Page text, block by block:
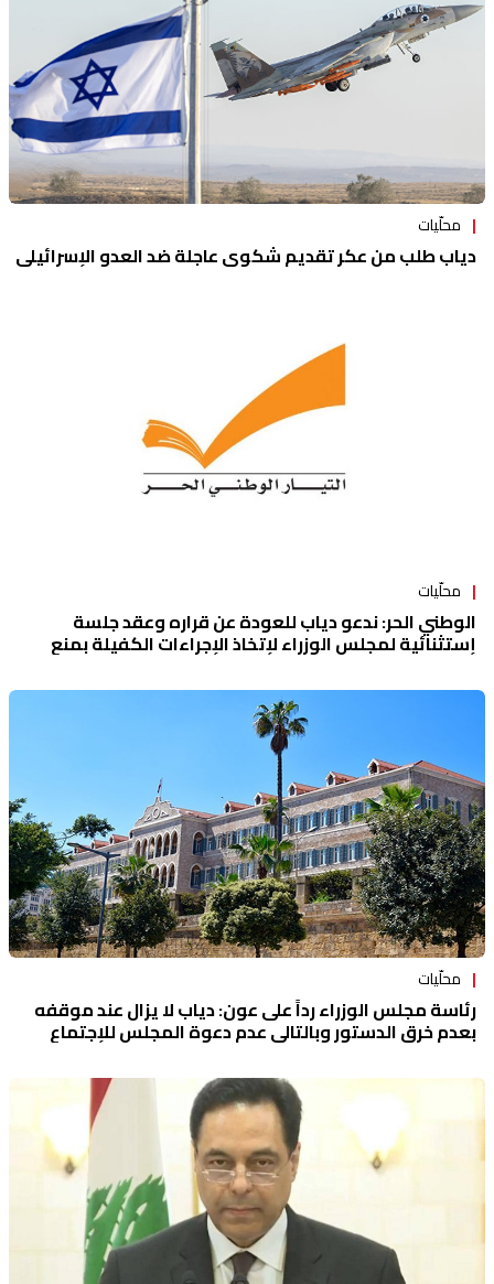
محلّيات
دياب طلب من عكر تقديم شكوى عاجلة ضد العدو الإسرائيلي
محلّيات
الوطني الحر: ندعو دياب للعودة عن قراره وعقد جلسة
إستثنائية لمجلس الوزراء لإتخاذ الإجراءات الكفيلة بمنع
الانفجار
محلّيات
رئاسة مجلس الوزراء رداً على عون: دياب لا يزال عند موقفه
بعدم خرق الدستور وبالتالي عدم دعوة المجلس للإجتماع